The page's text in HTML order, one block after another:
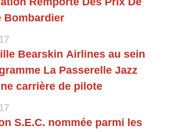
Bombardier
Bearskin Airlines au sein
La Passerelle Jazz
carrière de pilote
S.E.C. nommée parmi les